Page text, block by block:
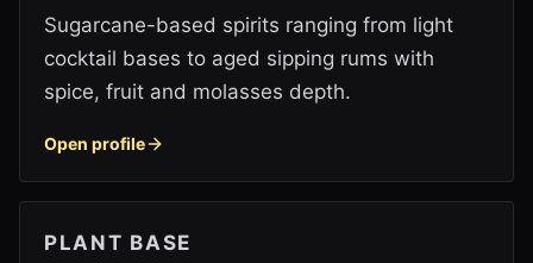
Sugarcane-based spirits ranging from light
cocktail bases to aged sipping rums with
spice, fruit and molasses depth.
Open profile
PLANT BASE